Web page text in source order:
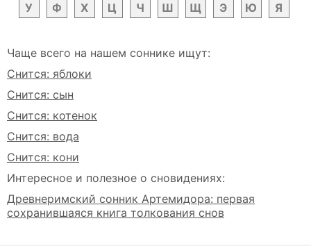
У Ф Х Ц Ч Ш Щ Э Ю Я
Чаще всего на нашем соннике ищут:
Снится: яблоки
Снится: сын
Снится: котенок
Снится: вода
Снится: кони
Интересное и полезное о сновидениях:
Древнеримский сонник Артемидора: первая
сохранившаяся книга толкования снов